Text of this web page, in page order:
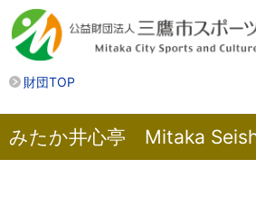
財団TOP
みたか井心亭 Mitaka